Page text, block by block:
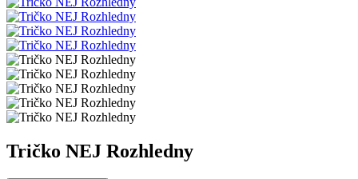
Tričko NEJ Rozhledny